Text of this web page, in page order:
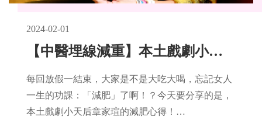
2024-02-01
【中醫埋線減重】本土戲劇小天后章家瑄，看中醫重現小蠻腰
每回放假一結束，大家是不是大吃大喝，忘記女人
一生的功課：「減肥」了啊！？今天要分享的是，
本土戲劇小天后章家瑄的減肥心得！